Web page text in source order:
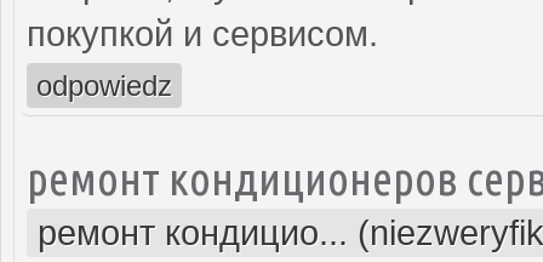
покупкой и сервисом.
odpowiedz
ремонт кондиционеров
ремонт кондицио...